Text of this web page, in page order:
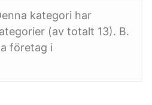
kategori har
(av totalt 13). B.
företag i